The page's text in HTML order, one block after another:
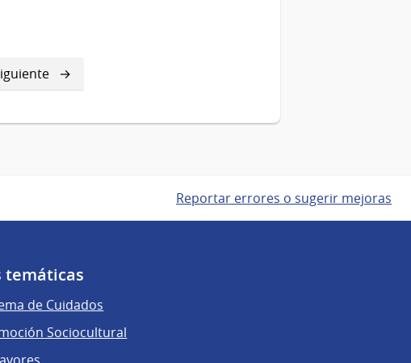
Reportar errores o sugerir mejoras
temáticas
de Cuidados
Sociocultural